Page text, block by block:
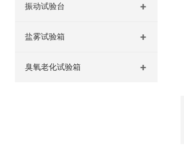
振动试验台
盐雾试验箱
臭氧老化试验箱